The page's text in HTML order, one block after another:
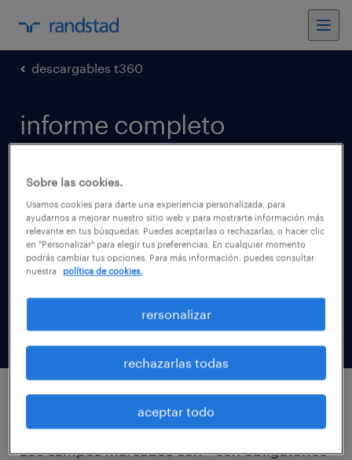
descargables t360
informe completo
El informe de Randstad “Rentas 2021" recoge
información acerca de los salarios de los
principales perfiles gerenciales y no
gerenciales en distintas industrias del país.
Descubre las primeras posiciones del
descargar informe
Los campos marcados con * son obligatorios
Sobre las cookies.
Usamos cookies para darte una experiencia personalizada, para
ayudarnos a mejorar nuestro sitio web y para mostrarte información más
relevante en tus búsquedas. Puedes aceptarlas o rechazarlas, o hacer clic
en "Personalizar" para elegir tus preferencias. En cualquier momento
podrás cambiar tus opciones. Para más información, puedes consultar
nuestra
política de cookies.
rersonalizar
rechazarlas todas
aceptar todo